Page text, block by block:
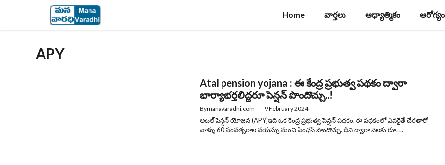
content
Home వార్తలు ఆధ్యాత్మికం ఆరోగ్యం
APY
Atal pension yojana : ఈ కేంద్ర ప్రభుత్వ పథకం ద్వారా
భార్యాభర్తలిద్దరూ పెన్షన్ పొందొచ్చు..!
Bymanavaradhi.com — 9 February 2024
అటల్ పెన్షన్ యోజన (APY)ఇది ఒక కెంద్ర ప్రభుత్వ పెన్షన్ పథకం. ఈ పథకంలో ఎవరైతే చేరతారో
వాళ్ళు 60 సంవత్సరాల వయస్సు నుంచి పింఛన్ పొందొచ్చు. దీని ద్వారా నెలకు రూ. ...